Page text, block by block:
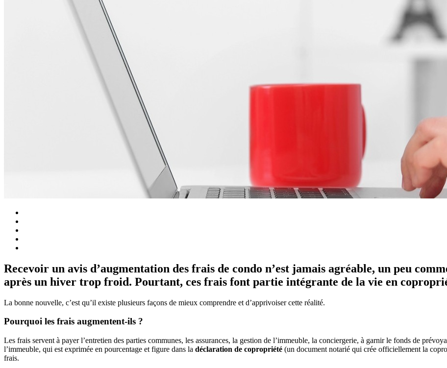
Recevoir un avis d’augmentation des frais de condo n’est jamais agréable, un peu
après un hiver trop froid. Pourtant, ces frais font partie intégrante de la vie en
La bonne nouvelle, c’est qu’il existe plusieurs façons de mieux comprendre et d’apprivoiser cette réalité.
Pourquoi les frais augmentent-ils ?
Les frais servent à payer l’entretien des parties communes, les assurances, la gestion de l’immeuble, la conciergerie, à garnir le fonds de
l’immeuble, qui est exprimée en pourcentage et figure dans la déclaration de copropriété (un document notarié qui crée officiellement la
frais.